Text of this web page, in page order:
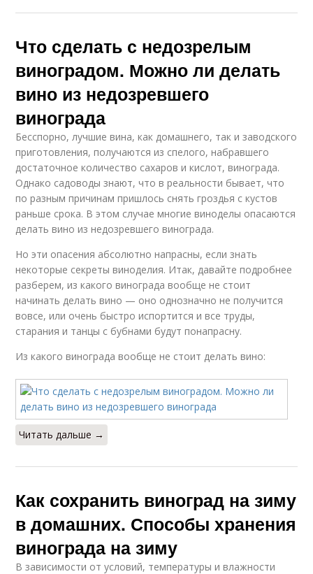
Что сделать с недозрелым
виноградом. Можно ли делать
вино из недозревшего
винограда
Бесспорно, лучшие вина, как домашнего, так и заводского
приготовления, получаются из спелого, набравшего
достаточное количество сахаров и кислот, винограда.
Однако садоводы знают, что в реальности бывает, что
по разным причинам пришлось снять гроздья с кустов
раньше срока. В этом случае многие виноделы опасаются
делать вино из недозревшего винограда.
Но эти опасения абсолютно напрасны, если знать
некоторые секреты виноделия. Итак, давайте подробнее
разберем, из какого винограда вообще не стоит
начинать делать вино — оно однозначно не получится
вовсе, или очень быстро испортится и все труды,
старания и танцы с бубнами будут понапрасну.
Из какого винограда вообще не стоит делать вино:
Читать дальше →
Как сохранить виноград на зиму
в домашних. Способы хранения
винограда на зиму
В зависимости от условий, температуры и влажности